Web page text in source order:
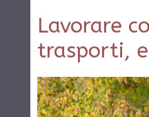
Lavorare
trasporti,